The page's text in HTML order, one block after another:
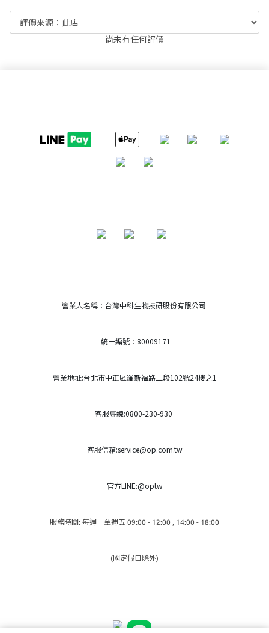
尚未有任何評價
營業人名稱：台灣中科生物技研股份有限公司
統一編號：80009171
營業地址:台北市中正區羅斯福路二段102號24樓之1
客服專線:0800-230-930
客服信箱:service@op.com.tw
官方LINE:@optw
服務時間: 每週一至週五 09:00 - 12:00 , 14:00 - 18:00
(國定假日除外)